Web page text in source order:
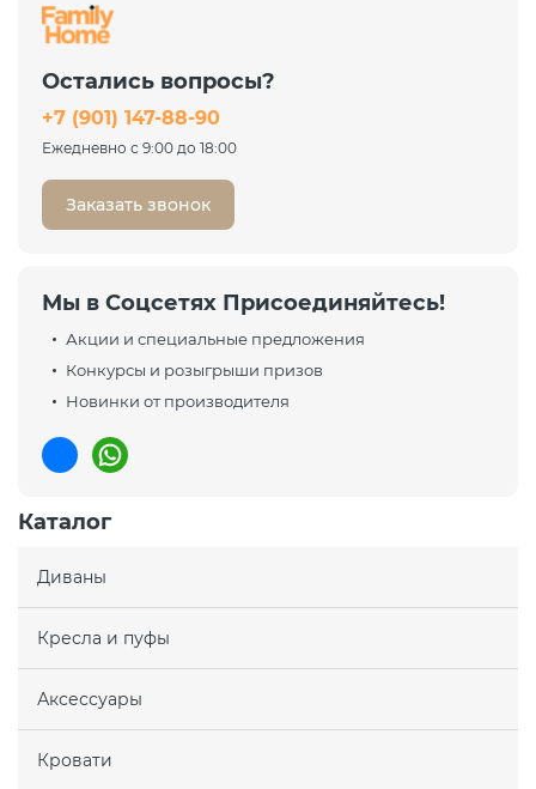
Остались вопросы?
+7 (901) 147-88-90
Ежедневно с 9:00 до 18:00
Заказать звонок
Мы в Соцсетях Присоединяйтесь!
Акции и специальные предложения
Конкурсы и розыгрыши призов
Новинки от производителя
Каталог
Диваны
Кресла и пуфы
Аксессуары
Кровати